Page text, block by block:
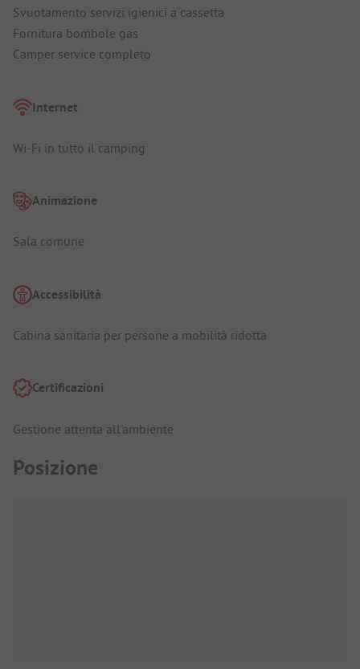
Svuotamento servizi igienici a cassetta
Fornitura bombole gas
Camper service completo
Internet
Wi-Fi in tutto il camping
Animazione
Sala comune
Accessibilità
Cabina sanitaria per persone a mobilità ridotta
Certificazioni
Gestione attenta all'ambiente
Posizione